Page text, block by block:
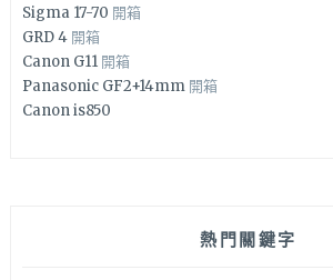
Sigma 17-70 開箱
GRD 4 開箱
Canon G11 開箱
Panasonic GF2+14mm 開箱
Canon is850
熱門關鍵字